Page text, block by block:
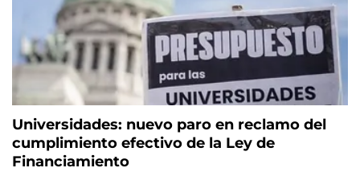
Universidades: nuevo paro en reclamo del
cumplimiento efectivo de la Ley de
Financiamiento